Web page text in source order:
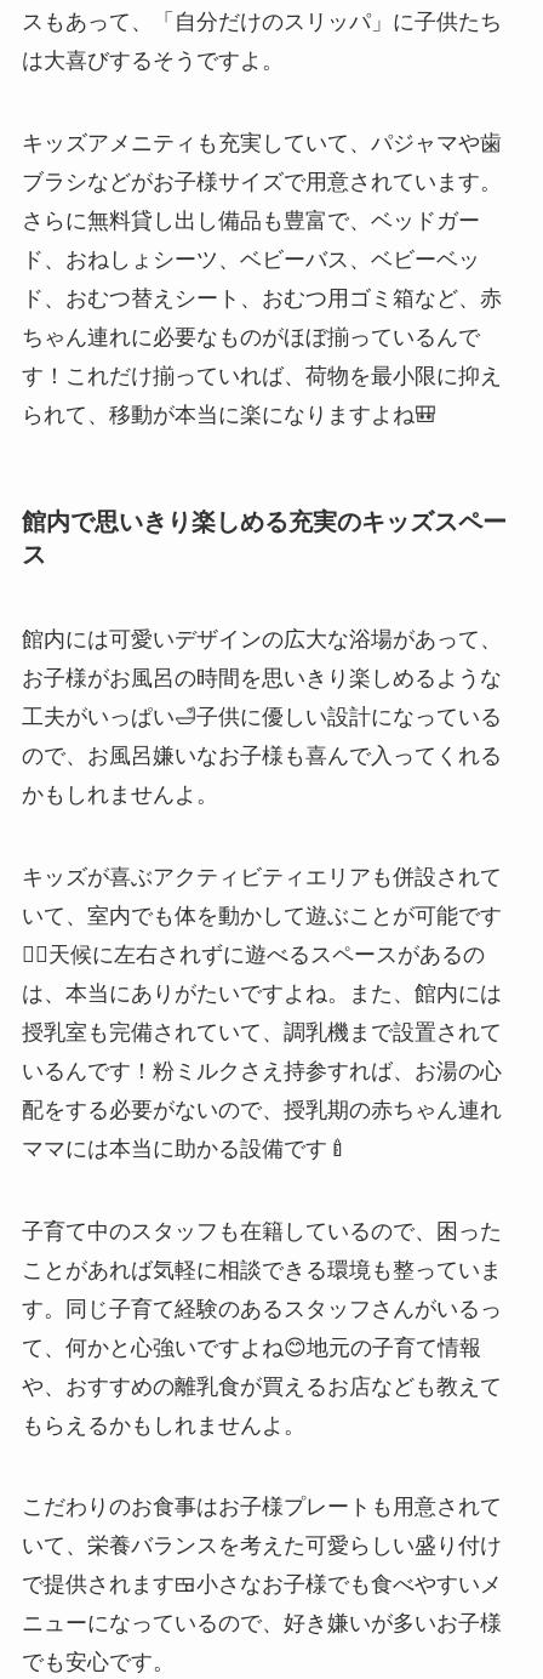
スもあって、「自分だけのスリッパ」に子供たち
は大喜びするそうですよ。
キッズアメニティも充実していて、パジャマや歯
ブラシなどがお子様サイズで用意されています。
さらに無料貸し出し備品も豊富で、ベッドガー
ド、おねしょシーツ、ベビーバス、ベビーベッ
ド、おむつ替えシート、おむつ用ゴミ箱など、赤
ちゃん連れに必要なものがほぼ揃っているんで
す！これだけ揃っていれば、荷物を最小限に抑え
られて、移動が本当に楽になりますよね🎒
館内で思いきり楽しめる充実のキッズスペー
ス
館内には可愛いデザインの広大な浴場があって、
お子様がお風呂の時間を思いきり楽しめるような
工夫がいっぱい🛁子供に優しい設計になっている
ので、お風呂嫌いなお子様も喜んで入ってくれる
かもしれませんよ。
キッズが喜ぶアクティビティエリアも併設されて
いて、室内でも体を動かして遊ぶことが可能です
🤸‍♀️天候に左右されずに遊べるスペースがあるの
は、本当にありがたいですよね。また、館内には
授乳室も完備されていて、調乳機まで設置されて
いるんです！粉ミルクさえ持参すれば、お湯の心
配をする必要がないので、授乳期の赤ちゃん連れ
ママには本当に助かる設備です🍼
子育て中のスタッフも在籍しているので、困った
ことがあれば気軽に相談できる環境も整っていま
す。同じ子育て経験のあるスタッフさんがいるっ
て、何かと心強いですよね😊地元の子育て情報
や、おすすめの離乳食が買えるお店なども教えて
もらえるかもしれませんよ。
こだわりのお食事はお子様プレートも用意されて
いて、栄養バランスを考えた可愛らしい盛り付け
で提供されます🍱小さなお子様でも食べやすいメ
ニューになっているので、好き嫌いが多いお子様
でも安心です。